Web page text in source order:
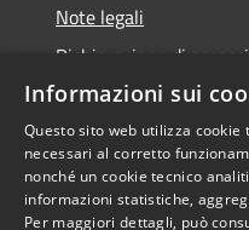
Note legali
Dichiarazione di
RSS
Accessibilità
Informazioni sui
Questo sito web utilizza
necessari al corretto
nonché un cookie tecnico
informazioni statistiche,
Per maggiori dettagli, può